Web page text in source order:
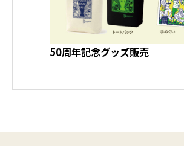
50周年記念グッズ販売